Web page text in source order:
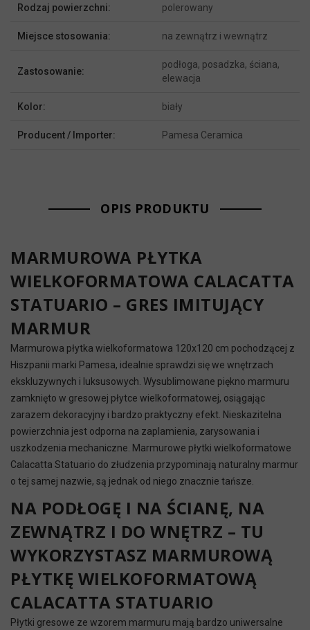
Rodzaj powierzchni: polerowany
Miejsce stosowania: na zewnątrz i wewnątrz
Zastosowanie:
podłoga, posadzka, ściana,
elewacja
Kolor: biały
Producent / Importer: Pamesa Ceramica
OPIS PRODUKTU
MARMUROWA PŁYTKA
WIELKOFORMATOWA CALACATTA
STATUARIO – GRES IMITUJĄCY
MARMUR
Marmurowa płytka wielkoformatowa 120x120 cm pochodzącej z
Hiszpanii marki Pamesa, idealnie sprawdzi się we wnętrzach
ekskluzywnych i luksusowych. Wysublimowane piękno marmuru
zamknięto w gresowej płytce wielkoformatowej, osiągając
zarazem dekoracyjny i bardzo praktyczny efekt. Nieskazitelna
powierzchnia jest odporna na zaplamienia, zarysowania i
uszkodzenia mechaniczne. Marmurowe płytki wielkoformatowe
Calacatta Statuario do złudzenia przypominają naturalny marmur
o tej samej nazwie, są jednak od niego znacznie tańsze.
NA PODŁOGĘ I NA ŚCIANĘ, NA
ZEWNĄTRZ I DO WNĘTRZ – TU
WYKORZYSTASZ MARMUROWĄ
PŁYTKĘ WIELKOFORMATOWĄ
CALACATTA STATUARIO
Płytki gresowe ze wzorem marmuru mają bardzo uniwersalne